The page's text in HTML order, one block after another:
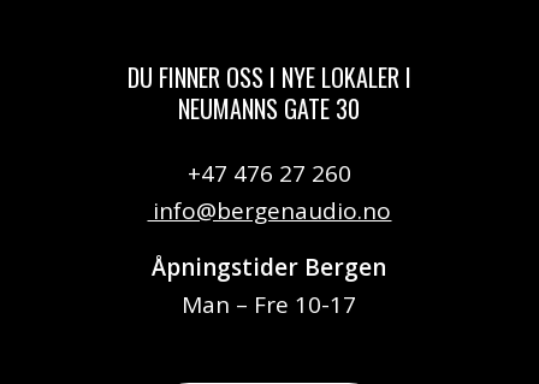
DU FINNER OSS I NYE LOKALER I
NEUMANNS GATE 30
+47 476 27 260
info@bergenaudio.no
Åpningstider Bergen
Man – Fre 10-17